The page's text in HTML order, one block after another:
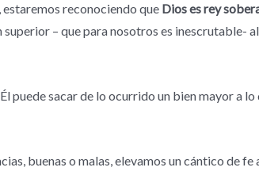
estaremos reconociendo que Dios es rey
– que para nosotros es inescrutable-
puede sacar de lo ocurrido un bien mayor a
buenas o malas, elevamos un cántico de fe